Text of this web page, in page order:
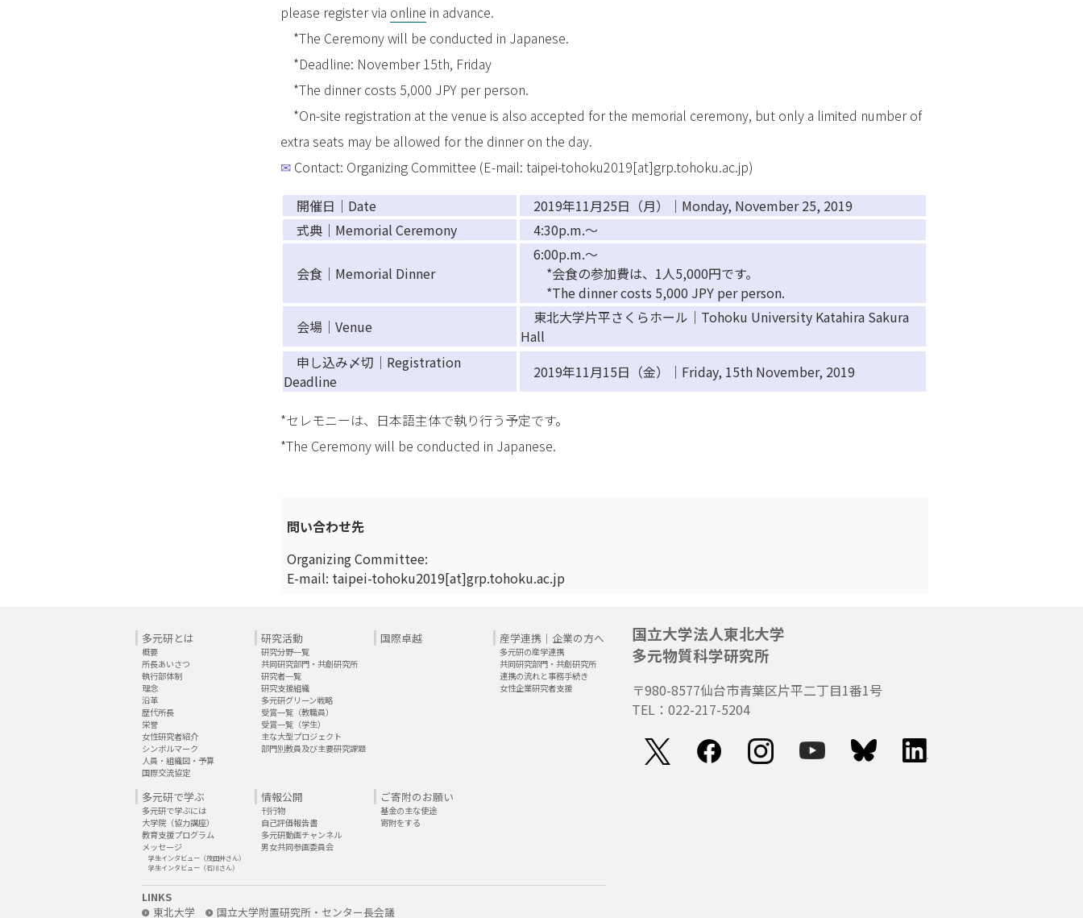
please register via online in advance.
*The Ceremony will be conducted in Japanese.
*Deadline: November 15th, Friday
*The dinner costs 5,000 JPY per person.
*On-site registration at the venue is also accepted for the memorial ceremony, but only a limited number of
extra seats may be allowed for the dinner on the day.
✉ Contact: Organizing Committee (E-mail: taipei-tohoku2019[at]grp.tohoku.ac.jp)
開催日｜Date
2019年11月25日（月）｜Monday, November 25, 2019
式典｜Memorial Ceremony
4:30p.m.～
会食｜Memorial Dinner
6:00p.m.～
*会食の参加費は、1人5,000円です。
*The dinner costs 5,000 JPY per person.
会場｜Venue
東北大学片平さくらホール｜Tohoku University Katahira Sakura
Hall
申し込み〆切｜Registration
Deadline
2019年11月15日（金）｜Friday, 15th November, 2019
*セレモニーは、日本語主体で執り行う予定です。
*The Ceremony will be conducted in Japanese.
問い合わせ先
Organizing Committee:
E-mail: taipei-tohoku2019[at]grp.tohoku.ac.jp
多元研とは
概要
所長あいさつ
執行部体制
理念
沿革
歴代所長
栄誉
女性研究者紹介
シンボルマーク
人員・組織図・予算
国際交流協定
研究活動
研究分野一覧
共同研究部門・共創研究所
研究者一覧
研究支援組織
多元研グリーン戦略
受賞一覧（教職員）
受賞一覧（学生）
主な大型プロジェクト
部門別教員及び主要研究課題
国際卓越 産学連携｜企業の方へ
多元研の産学連携
共同研究部門・共創研究所
連携の流れと事務手続き
女性企業研究者支援
多元研で学ぶ
多元研で学ぶには
大学院（協力講座）
教育支援プログラム
メッセージ
学生インタビュー（茂田井さん）
学生インタビュー（石川さん）
情報公開
刊行物
自己評価報告書
多元研動画チャンネル
男女共同参画委員会
ご寄附のお願い
基金の主な使途
寄附をする
LINKS
東北大学
国立大学附置研究所・センター長会議
国立大学法人東北大学
多元物質科学研究所
〒980-8577仙台市青葉区片平二丁目1番1号
TEL：022-217-5204